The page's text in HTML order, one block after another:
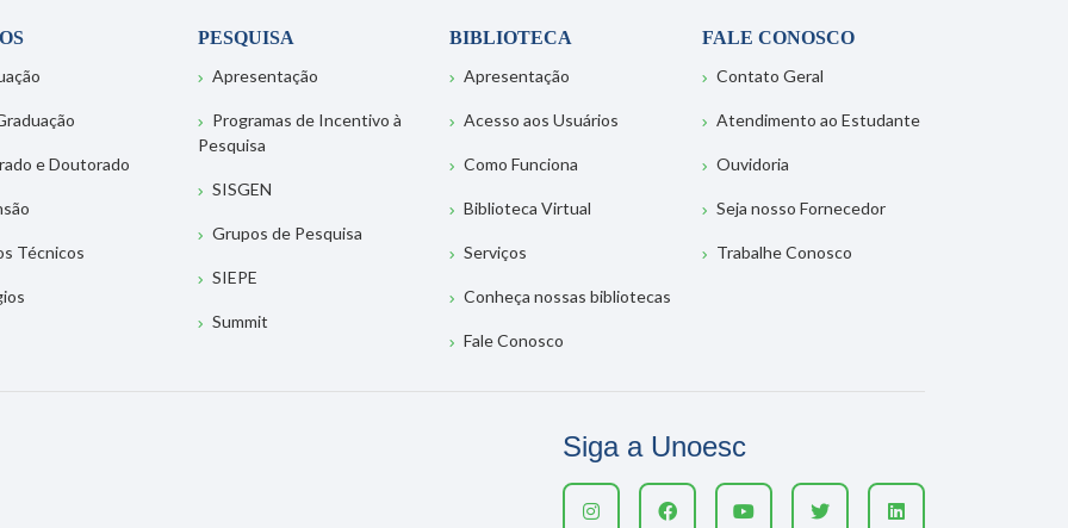
e Doutorado
Técnicos
PESQUISA
Apresentação
Programas de Incentivo à
Pesquisa
SISGEN
Grupos de Pesquisa
SIEPE
Summit
BIBLIOTECA
Apresentação
Acesso aos Usuários
Como Funciona
Biblioteca Virtual
Serviços
Conheça nossas bibliotecas
Fale Conosco
FALE CONOSCO
Contato Geral
Atendimento ao Estudante
Ouvidoria
Seja nosso Fornecedor
Trabalhe Conosco
Siga a Unoesc